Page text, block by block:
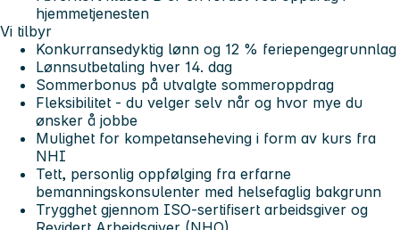
hjemmetjenesten
Vi tilbyr
Konkurransedyktig lønn og 12 % feriepengegrunnlag
Lønnsutbetaling hver 14. dag
Sommerbonus på utvalgte sommeroppdrag
Fleksibilitet - du velger selv når og hvor mye du
ønsker å jobbe
Mulighet for kompetanseheving i form av kurs fra
NHI
Tett, personlig oppfølging fra erfarne
bemanningskonsulenter med helsefaglig bakgrunn
Trygghet gjennom ISO-sertifisert arbeidsgiver og